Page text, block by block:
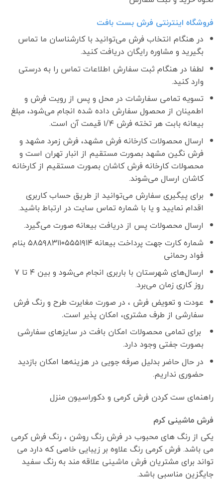
فروشگاه اینترنتی فرش بست بافت
در هنگام انتخاب فرش می‌توانید با کارشناسان ما تماس
بگیرید و مشاوره رایگان دریافت کنید.
لطفا در هنگام ثبت سفارش اطلاعات تماس را به درستی
وارد کنید.
تسویه تمامی سفارشات در محل و پس از رویت فرش و
اطمینان از محصول سفارش داده شده انجام می‌شود، مبلغ
بیعانه بابت هر تخته فرش ۱/۴ قیمت آن است.
ارسال محصولات کارخانه فرش مشهد، فرش زمرد مشهد و
فرش نگین مشهد بصورت مستقیم از انبار تهران است و
محصولات کارخانه فرش کاشان بصورت مستقیم از کارخانه
کاشان ارسال می‌شوند.
برای پیگیری سفارش می‌توانید از طریق حساب کاربری
اقدام نمایید و یا با شماره تماس سایت در ارتباط باشید.
ارسال محصولات پس از دریافت بیعانه صورت می‌گیرد.
شماره کارت جهت پرداخت بیعانه ۵۸۵۹۸۳۱۱۰۵۵۵۱۹۱۴ بنام
فواد رحمانی
ارسال‌های شهرستان با باربری انجام می‌شود و بین ۴ تا ۷
روز کاری زمان می‌برد.
عودت و تعویض فرش ، در صورت مغایرت طرح و رنگ فرش
سفارشی از طرف مشتری، امکان پذیر است.
برای تمامی محصولات امکان بافت در سایزهای سفارشی
بصورت جفتی وجود دارد.
در حال حاضر بدلیل صرفه جویی در هزینه‌ها امکان بازدید
حضوری نداریم.
راهنمای ست کردن فرش کرمی و دکوراسیون منزل
فرش ماشینی کرم
یکی از رنگ های محبوب در فرش رنگ روشن ، رنگ فرش کرمی
می باشد. فرش کرمی رنگ علاوه بر زیبایی خاصی که دارد می
تواند برای مشتریان فرش ماشینی علاقه مند به رنگ سفید
جایگزین مناسبی باشد.